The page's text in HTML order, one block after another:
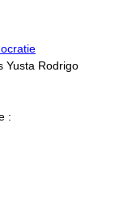
Yusta Rodrigo
: